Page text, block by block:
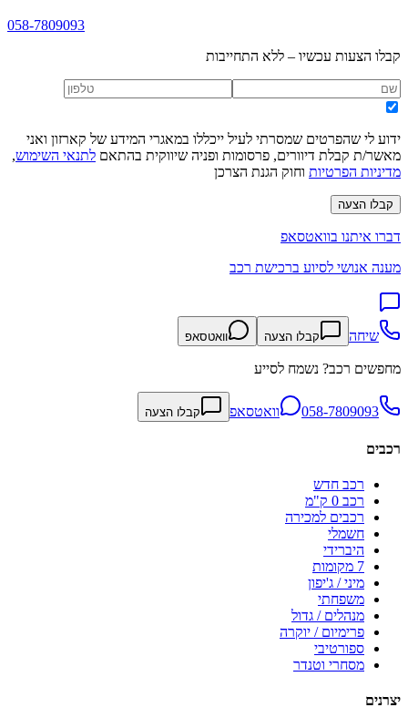
058-7809093
קבלו הצעות עכשיו – ללא התחייבות
ידוע לי שהפרטים שמסרתי לעיל ייכללו במאגרי המידע של קארזון ואני
מאשר/ת קבלת דיוורים, פרסומות ופניה שיווקית בהתאם לתנאי השימוש,
מדיניות הפרטיות וחוק הגנת הצרכן
קבלו הצעה
דברו איתנו בוואטסאפ
מענה אנושי לסיוע ברכישת רכב
שיחה קבלו הצעה וואטסאפ
מחפשים רכב? נשמח לסייע
058-7809093 וואטסאפ קבלו הצעה
רכבים
רכב חדש
רכב 0 ק"מ
רכבים למכירה
חשמלי
היברידי
7 מקומות
מיני / ג'יפון
משפחתי
מנהלים / גדול
פרימיום / יוקרה
ספורטיבי
מסחרי וטנדר
יצרנים